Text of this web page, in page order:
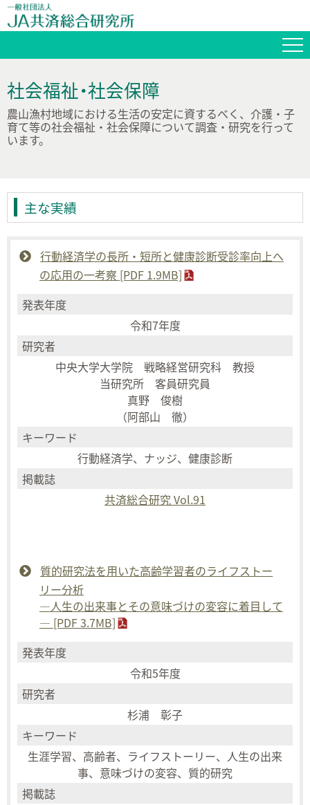
社会福祉・社会保障
農山漁村地域における生活の安定に資するべく、介護・子
育て等の社会福祉・社会保障について調査・研究を行って
います。
主な実績
行動経済学の長所・短所と健康診断受診率向上へ
の応用の一考察 [PDF 1.9MB]
発表年度
令和7年度
研究者
中央大学大学院 戦略経営研究科 教授
当研究所 客員研究員
真野 俊樹
（阿部山 徹）
キーワード
行動経済学、ナッジ、健康診断
掲載誌
共済総合研究 Vol.91
質的研究法を用いた高齢学習者のライフストー
リー分析
―人生の出来事とその意味づけの変容に着目して
― [PDF 3.7MB]
発表年度
令和5年度
研究者
杉浦 彰子
キーワード
生涯学習、高齢者、ライフストーリー、人生の出来
事、意味づけの変容、質的研究
掲載誌